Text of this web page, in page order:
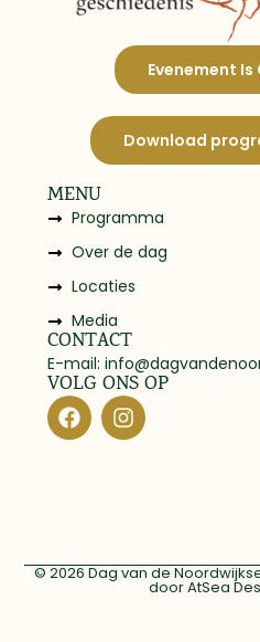
Evenement
Download
MENU
Programma
Over de dag
Locaties
Media
CONTACT
E-mail:
VOLG ONS OP
© 2026 Dag van de
doorAtSea